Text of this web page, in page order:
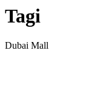
Tagi
Dubai Mall